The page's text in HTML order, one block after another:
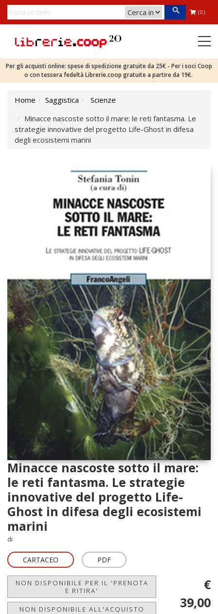
(0)
Per gli acquisti online: spese di spedizione gratuite da 25€ - Per i soci Coop
o con tessera fedeltà Librerie.coop gratuite a partire da 19€.
Home Saggistica
Scienze
Minacce nascoste sotto il mare: le reti fantasma. Le
strategie innovative del progetto Life-Ghost in difesa
degli ecosistemi marini
Minacce nascoste sotto il mare:
le reti fantasma. Le strategie
innovative del progetto Life-
Ghost in difesa degli ecosistemi
marini
di
CARTACEO PDF
NON DISPONIBILE PER IL 'PRENOTA
E RITIRA'
NON DISPONIBILE ALL'ACQUISTO
€
39,00